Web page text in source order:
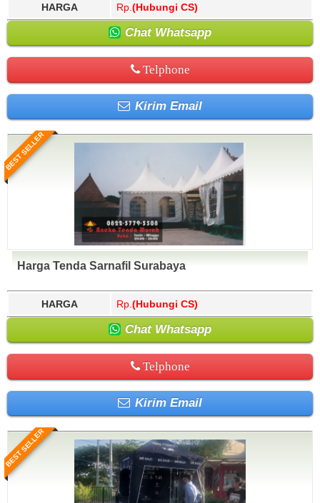
HARGA Rp. (Hubungi CS)
Chat Whatsapp
Telphone
Kirim Email
BEST SELLER
Harga Tenda Sarnafil Surabaya
HARGA Rp. (Hubungi CS)
Chat Whatsapp
Telphone
Kirim Email
BEST SELLER